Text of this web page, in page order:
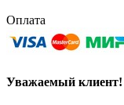
Оплата
Уважаемый клиент!